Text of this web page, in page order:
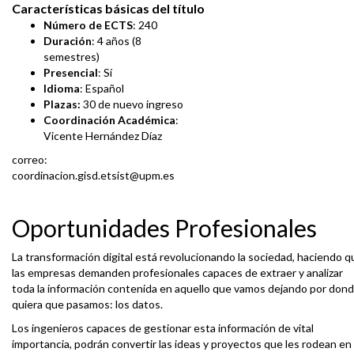
Características básicas del título
Número de ECTS: 240
Duración: 4 años (8
semestres)
Presencial: Sí
Idioma: Español
Plazas: 30 de nuevo ingreso
Coordinación Académica:
Vicente Hernández Díaz
correo:
coordinacion.gisd.etsist@upm.es
Oportunidades Profesionales
La transformación digital está revolucionando la sociedad, haciendo
las empresas demanden profesionales capaces de extraer y analizar
toda la información contenida en aquello que vamos dejando por
quiera que pasamos: los datos.
Los ingenieros capaces de gestionar esta información de vital
importancia, podrán convertir las ideas y proyectos que les rodean en